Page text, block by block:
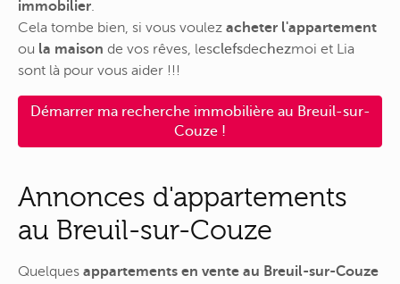
immobilier.
Cela tombe bien, si vous voulez acheter l'appartement
ou la maison de vos rêves, lesclefsdechezmoi et Lia
sont là pour vous aider !!!
Démarrer ma recherche immobilière au Breuil-sur-
Couze !
Annonces d'appartements
au Breuil-sur-Couze
Quelques appartements en vente au Breuil-sur-Couze